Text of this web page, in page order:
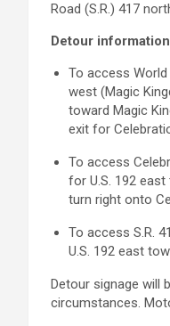
Road (S.R.) 417
Detour
To access
west (Magic
toward Magic
exit for
To access
for U.S. 192
turn right onto
To access S.R.
U.S. 192 east
Detour signage will
circumstances.